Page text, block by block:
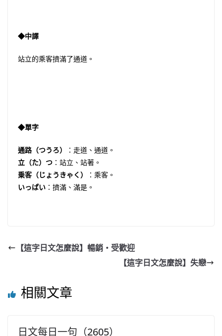
◆中譯
站立的乘客擠滿了通道。
◆單字
通路（つうろ）
：走道、通道。
立（た）つ ：站立、站著。
乗客（じょうきゃく）
：乘客。
いっぱい ：擠滿、滿是。
【這字日文怎麼說】暢銷・受歡迎
【這字日文怎麼說】失戀
相關文章
日文每日一句（2605）